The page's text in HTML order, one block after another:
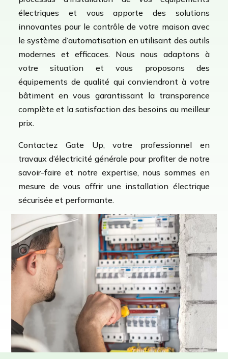
électriques et vous apporte des solutions
innovantes pour le contrôle de votre maison avec
le système d’automatisation en utilisant des outils
modernes et efficaces. Nous nous adaptons à
votre situation et vous proposons des
équipements de qualité qui conviendront à votre
bâtiment en vous garantissant la transparence
complète et la satisfaction des besoins au meilleur
prix.
Contactez Gate Up, votre professionnel en
travaux d’électricité générale pour profiter de notre
savoir-faire et notre expertise, nous sommes en
mesure de vous offrir une installation électrique
sécurisée et performante.